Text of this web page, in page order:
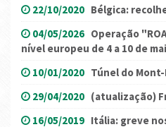
22/10/2020 Bélgica:
04/05/2026 Operação
nível europeu de 4 a 10 de
10/01/2020 Túnel do
29/04/2020 (atualização)
16/05/2019 Itália: greve